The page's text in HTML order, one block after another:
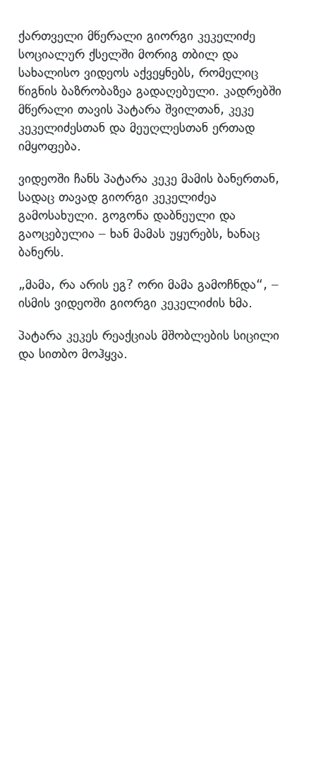
ქართველი მწერალი გიორგი კეკელიძე
სოციალურ ქსელში მორიგ თბილ და
სახალისო ვიდეოს აქვეყნებს, რომელიც
წიგნის ბაზრობაზეა გადაღებული. კადრებში
მწერალი თავის პატარა შვილთან, კეკე
კეკელიძესთან და მეუღლესთან ერთად
იმყოფება.
ვიდეოში ჩანს პატარა კეკე მამის ბანერთან,
სადაც თავად გიორგი კეკელიძეა
გამოსახული. გოგონა დაბნეული და
გაოცებულია – ხან მამას უყურებს, ხანაც
ბანერს.
„მამა, რა არის ეგ? ორი მამა გამოჩნდა“, –
ისმის ვიდეოში გიორგი კეკელიძის ხმა.
პატარა კეკეს რეაქციას მშობლების სიცილი
და სითბო მოჰყვა.